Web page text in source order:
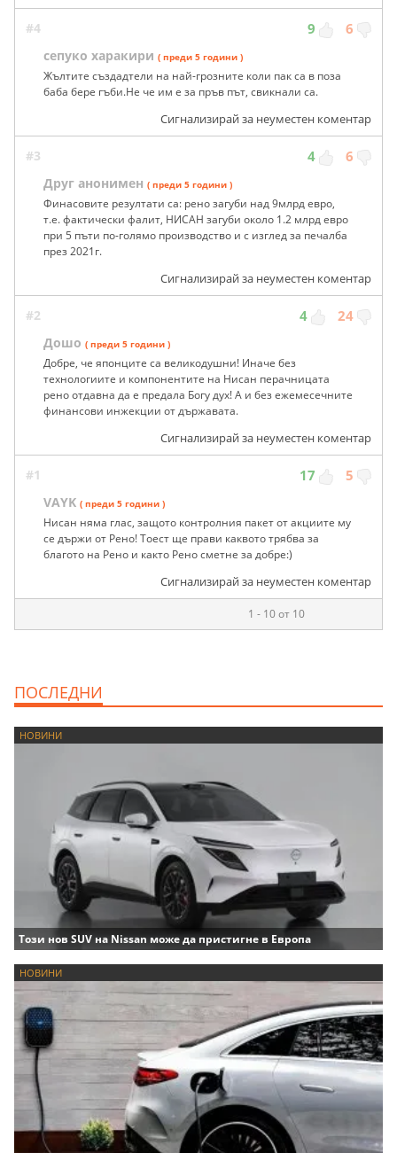
#4 9 6
сепуко харакири ( преди 5 години )
Жълтите създадтели на най-грозните коли пак са в поза
баба бере гъби.Не че им е за пръв път, свикнали са.
Сигнализирай за неуместен коментар
#3 4 6
Друг анонимен ( преди 5 години )
Финасовите резултати са: рено загуби над 9млрд евро,
т.е. фактически фалит, НИСАН загуби около 1.2 млрд евро
при 5 пъти по-голямо производство и с изглед за печалба
през 2021г.
Сигнализирай за неуместен коментар
#2 4 24
Дошо ( преди 5 години )
Добре, че японците са великодушни! Иначе без
технологиите и компонентите на Нисан перачницата
рено отдавна да е предала Богу дух! А и без ежемесечните
финансови инжекции от държавата.
Сигнализирай за неуместен коментар
#1 17 5
VAYK ( преди 5 години )
Нисан няма глас, защото контролния пакет от акциите му
се държи от Рено! Тоест ще прави каквото трябва за
благото на Рено и както Рено сметне за добре:)
Сигнализирай за неуместен коментар
1 - 10 от 10
ПОСЛЕДНИ
НОВИНИ
Този нов SUV на Nissan може да пристигне в Европа
НОВИНИ